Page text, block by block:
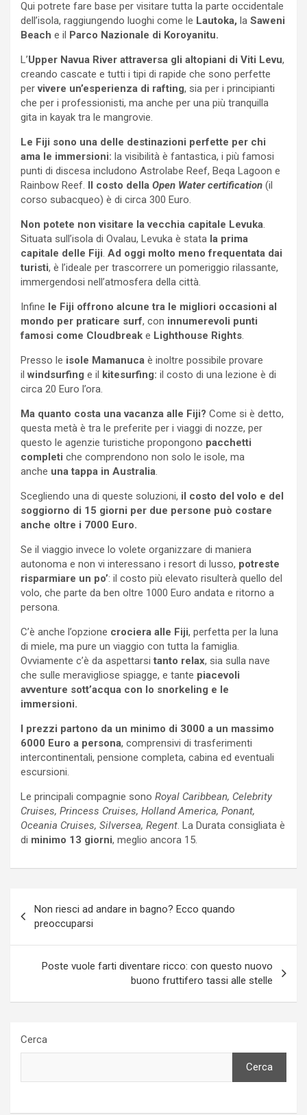
Qui potrete fare base per visitare tutta la parte occidentale
dell’isola, raggiungendo luoghi come le Lautoka, la Saweni
Beach e il Parco Nazionale di Koroyanitu.
L’Upper Navua River attraversa gli altopiani di Viti Levu,
creando cascate e tutti i tipi di rapide che sono perfette
pervivere un’esperienza di rafting, sia per i principianti
che per i professionisti, ma anche per una più tranquilla
gita in kayak tra le mangrovie.
Le Fiji sono una delle destinazioni perfette per chi
ama le immersioni: la visibilità è fantastica, i più famosi
punti di discesa includono Astrolabe Reef, Beqa Lagoon e
Rainbow Reef. Il costo della Open Water certification (il
corso subacqueo) è di circa 300 Euro.
Non potete non visitare la vecchia capitale Levuka.
Situata sull’isola di Ovalau, Levuka è stata la prima
capitale delle Fiji. Ad oggi molto meno frequentata dai
turisti, è l’ideale per trascorrere un pomeriggio rilassante,
immergendosi nell’atmosfera della città.
Infine le Fiji offrono alcune tra le migliori occasioni al
mondo per praticare surf, con innumerevoli punti
famosi come Cloudbreak e Lighthouse Rights.
Presso le isole Mamanuca è inoltre possibile provare
ilwindsurfing e il kitesurfing: il costo di una lezione è di
circa 20 Euro l’ora.
Ma quanto costa una vacanza alle Fiji? Come si è detto,
questa metà è tra le preferite per i viaggi di nozze, per
questo le agenzie turistiche propongono pacchetti
completi che comprendono non solo le isole, ma
anche una tappa in Australia.
Scegliendo una di queste soluzioni, il costo del volo e del
soggiorno di 15 giorni per due persone può costare
anche oltre i 7000 Euro.
Se il viaggio invece lo volete organizzare di maniera
autonoma e non vi interessano i resort di lusso, potreste
risparmiare un po’: il costo più elevato risulterà quello del
volo, che parte da ben oltre 1000 Euro andata e ritorno a
persona.
C’è anche l’opzione crociera alle Fiji, perfetta per la luna
di miele, ma pure un viaggio con tutta la famiglia.
Ovviamente c’è da aspettarsitanto relax, sia sulla nave
che sulle meravigliose spiagge, e tante piacevoli
avventure sott’acqua con lo snorkeling e le
immersioni.
I prezzi partono da un minimo di 3000 a un massimo
6000 Euro a persona, comprensivi di trasferimenti
intercontinentali, pensione completa, cabina ed eventuali
escursioni.
Le principali compagnie sono Royal Caribbean, Celebrity
Cruises, Princess Cruises, Holland America, Ponant,
Oceania Cruises, Silversea, Regent. La Durata consigliata è
di minimo 13 giorni, meglio ancora 15.
articoli
Non riesci ad andare in bagno? Ecco quando
preoccuparsi
Poste vuole farti diventare ricco: con questo nuovo
buono fruttifero tassi alle stelle
Cerca
Cerca